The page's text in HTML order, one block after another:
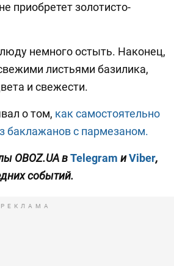
приобретет золотисто-
немного остыть. Наконец,
листьями базилика,
и свежести.
о том, как самостоятельно
баклажанов с пармезаном.
OBOZ.UAвTelegram иViber,
событий.
РЕКЛАМА